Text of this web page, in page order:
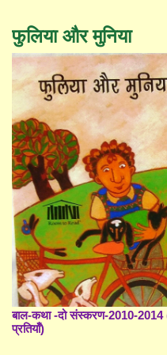
फुलिया और मुनिया
बाल-कथा -दो संस्करण-2010-
प्रतियाँ)